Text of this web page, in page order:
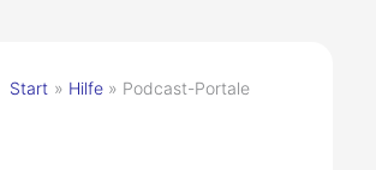
Start Hilfe Podcast-Portale